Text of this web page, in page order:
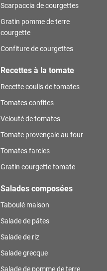
Scarpaccia de courgettes
Gratin pomme de terre
courgette
Confiture de courgettes
Recettes à la tomate
Recette coulis de tomates
Tomates confites
Velouté de tomates
Tomate provençale au four
Tomates farcies
Gratin courgette tomate
Salades composées
Taboulé maison
Salade de pâtes
Salade de riz
Salade grecque
Salade de pomme de terre